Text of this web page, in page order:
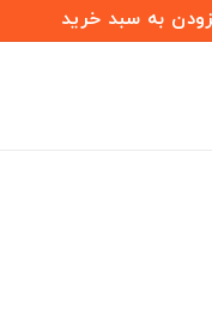
به سبد خرید